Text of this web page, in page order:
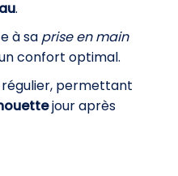
.
à sa prise en main
confort optimal.
régulier, permettant
jour après